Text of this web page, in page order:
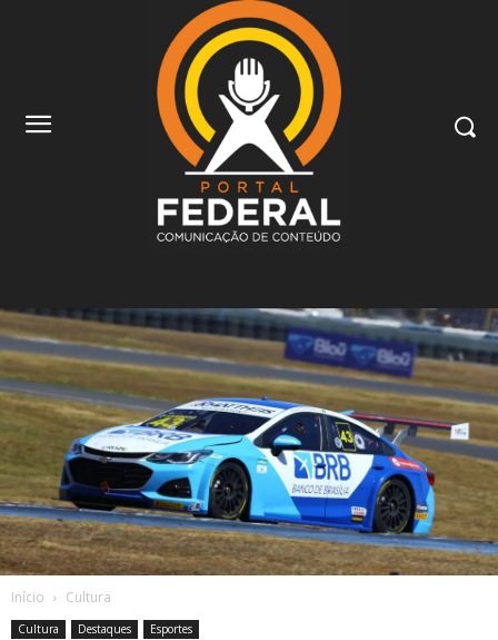
Início Cultura
Cultura Destaques Esportes